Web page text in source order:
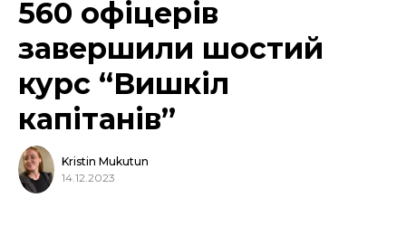
560 офіцерів
завершили шостий
курс “Вишкіл
капітанів”
Kristin Mukutun
14.12.2023